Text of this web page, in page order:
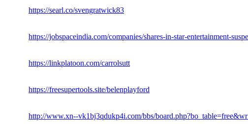
https://searl.co/svengratwick83
https://jobspaceindia.com/companies/shares-in-star-entertainment-
https://linkplatoon.com/carrolsutt
https://freesupertools.site/belenplayford
http://www.xn--vk1bj3qdukp4i.com/bbs/